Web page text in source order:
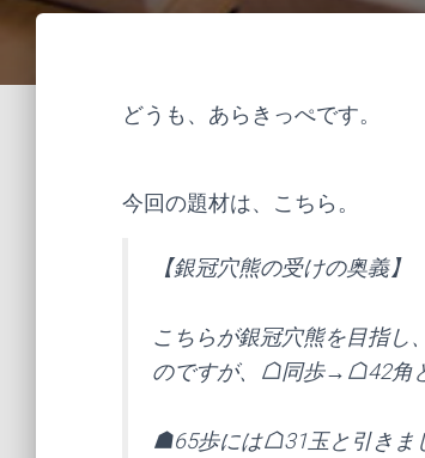
どうも、あらきっぺです。
今回の題材は、こちら。
【銀冠穴熊の受けの奥義】
こちらが銀冠穴熊を目指し
のですが、☖同歩→☖42角と
☗65歩には☖31玉と引きま